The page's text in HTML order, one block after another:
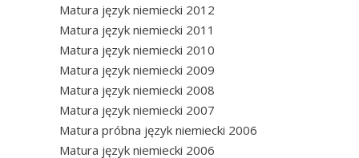
Matura język niemiecki 2012
Matura język niemiecki 2011
Matura język niemiecki 2010
Matura język niemiecki 2009
Matura język niemiecki 2008
Matura język niemiecki 2007
Matura próbna język niemiecki 2006
Matura język niemiecki 2006